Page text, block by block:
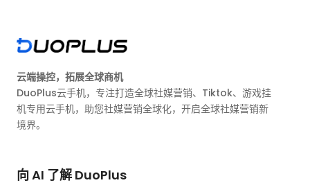
云端操控，拓展全球商机
DuoPlus云手机，专注打造全球社媒营销、Tiktok、游戏挂
机专用云手机，助您社媒营销全球化，开启全球社媒营销新
境界。
向 AI 了解 DuoPlus